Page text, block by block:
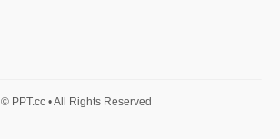
© PPT.cc • All Rights Reserved